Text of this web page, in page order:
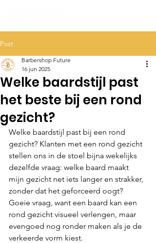
Post
Welke baardstijl past
het beste bij een rond
gezicht?
Barbershop Future
16 jun 2025
Welke baardstijl past bij een rond
gezicht? Klanten met een rond gezicht
stellen ons in de stoel bijna wekelijks
dezelfde vraag: welke baard maakt
mijn gezicht net iets langer en strakker,
zonder dat het geforceerd oogt?
Goeie vraag, want een baard kan een
rond gezicht visueel verlengen, maar
evengoed nog ronder maken als je de
verkeerde vorm kiest.